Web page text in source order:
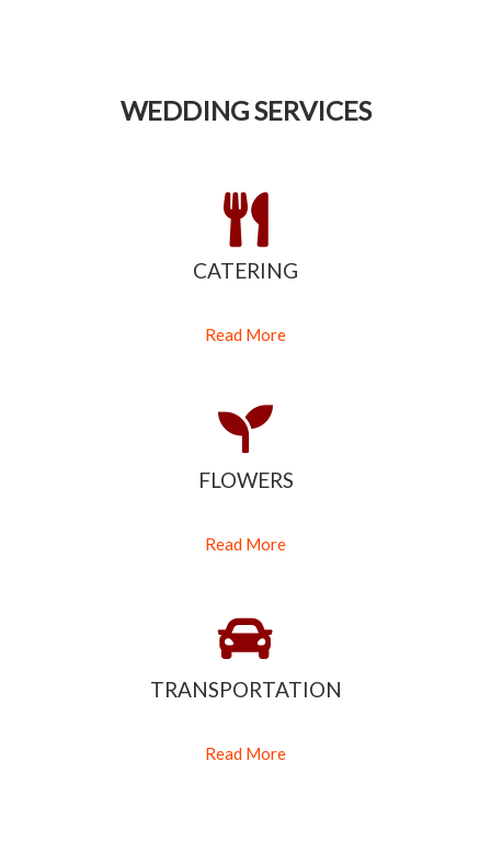
WEDDING SERVICES
CATERING
Read More
FLOWERS
Read More
TRANSPORTATION
Read More